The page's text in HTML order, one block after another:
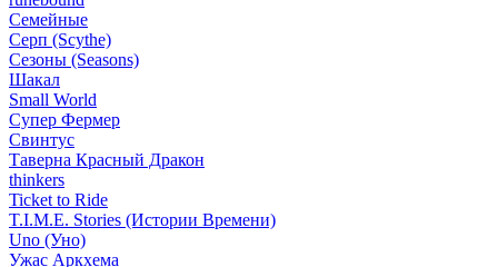
Семейные
Серп (Scythe)
Сезоны (Seasons)
Шакал
Small World
Супер Фермер
Свинтус
Таверна Красный Дракон
thinkers
Ticket to Ride
T.I.M.E. Stories (Истории Времени)
Uno (Уно)
Ужас Аркхема